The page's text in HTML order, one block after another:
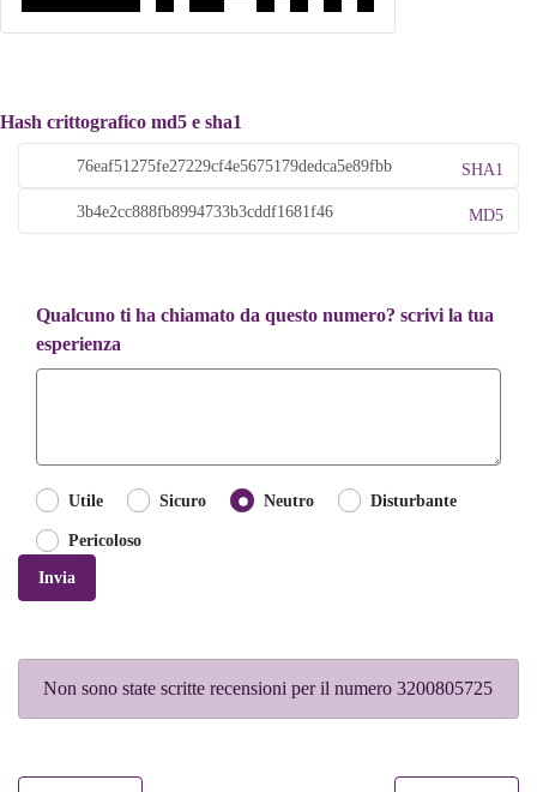
Hash crittografico md5 e sha1
SHA1
MD5
Qualcuno ti ha chiamato da questo numero? scrivi la tua
esperienza
Utile Sicuro Neutro Disturbante
Pericoloso
Invia
Non sono state scritte recensioni per il numero 3200805725